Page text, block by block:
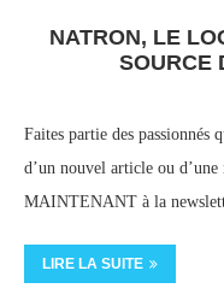
NATRON, LE
SOURCE
Faites partie des
d’un nouvel article ou
MAINTENANT à la
LIRE LA SUITE